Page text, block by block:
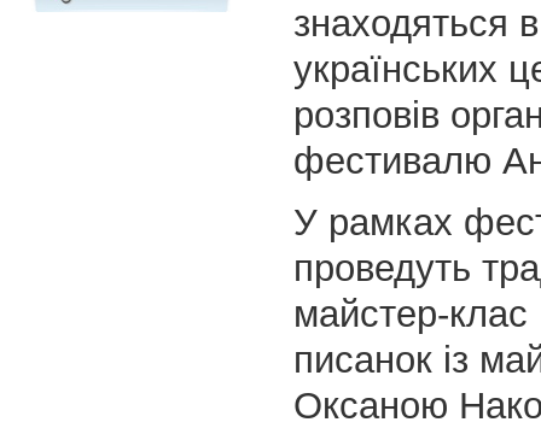
знаходяться
українських
розповів
фестивалю
У рамках
проведуть
майстер-клас
писанок із
Оксаною